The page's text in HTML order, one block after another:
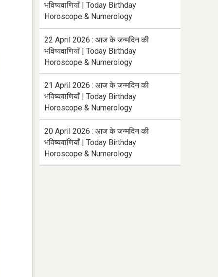
भविष्यवाणियाँ | Today Birthday
Horoscope & Numerology
22 April 2026 : आज के जन्मदिन की
भविष्यवाणियाँ | Today Birthday
Horoscope & Numerology
21 April 2026 : आज के जन्मदिन की
भविष्यवाणियाँ | Today Birthday
Horoscope & Numerology
20 April 2026 : आज के जन्मदिन की
भविष्यवाणियाँ | Today Birthday
Horoscope & Numerology